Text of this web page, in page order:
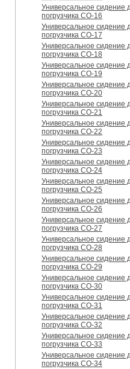
Универсальное сидение
погрузчика CO-16
Универсальное сидение
погрузчика CO-17
Универсальное сидение
погрузчика CO-18
Универсальное сидение
погрузчика CO-19
Универсальное сидение
погрузчика CO-20
Универсальное сидение
погрузчика CO-21
Универсальное сидение
погрузчика CO-22
Универсальное сидение
погрузчика CO-23
Универсальное сидение
погрузчика CO-24
Универсальное сидение
погрузчика CO-25
Универсальное сидение
погрузчика CO-26
Универсальное сидение
погрузчика CO-27
Универсальное сидение
погрузчика CO-28
Универсальное сидение
погрузчика CO-29
Универсальное сидение
погрузчика CO-30
Универсальное сидение
погрузчика CO-31
Универсальное сидение
погрузчика CO-32
Универсальное сидение
погрузчика CO-33
Универсальное сидение
погрузчика CO-34